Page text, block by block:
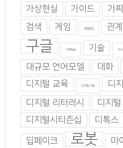
가상현실 가이드 가
검색
게임 게임중독 관계
구글 기계학습 기술 기지
대규모 언어모델
대화
디지털 교육
디지털 기술
디
디지털 리터러시
디지
디지털시티즌십
디톡스
딥페이크 로봇 마